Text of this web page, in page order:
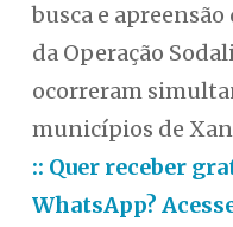
busca e
da Operação
ocorreram
municípios de
:: Quer receber
WhatsApp?